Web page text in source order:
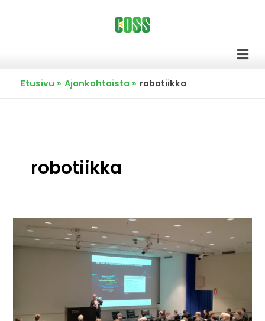
Etusivu Ajankohtaista robotiikka
robotiikka
Opentech
AI
maailman